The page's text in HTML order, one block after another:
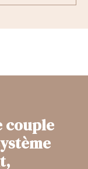
couple